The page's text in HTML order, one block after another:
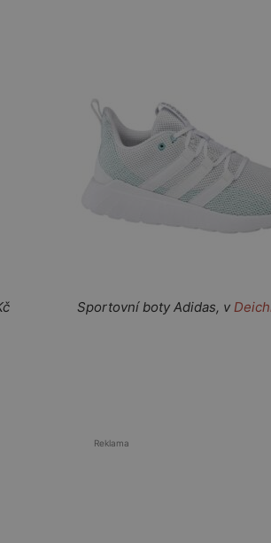
Kč Sportovní boty Adidas, v
Reklama